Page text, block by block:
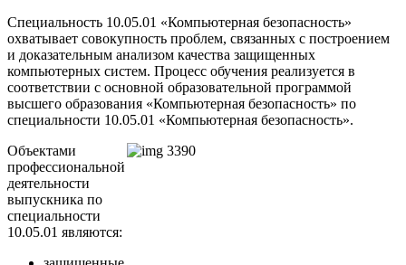
Специальность 10.05.01 «Компьютерная безопасность»
охватывает совокупность проблем, связанных с построением
и доказательным анализом качества защищенных
компьютерных систем. Процесс обучения реализуется в
соответствии с основной образовательной программой
высшего образования «Компьютерная безопасность» по
специальности 10.05.01 «Компьютерная безопасность».
Объектами
профессиональной
деятельности
выпускника по
специальности
10.05.01 являются: